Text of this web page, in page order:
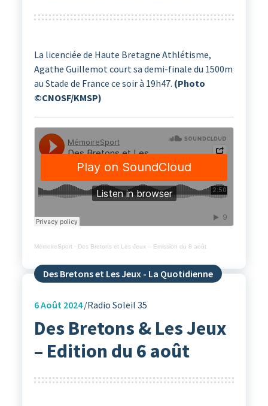
La licenciée de Haute Bretagne Athlétisme,
Agathe Guillemot court sa demi-finale du 1500m
au Stade de France ce soir à 19h47. (Photo
©CNOSF/KMSP)
MémoireSport · Des Bretons et Les Jeux – Emission du 8 août
Des Bretons et Les Jeux - La Quotidienne
6Août 2024 Radio Soleil 35
Des Bretons & Les Jeux
– Edition du 6 août